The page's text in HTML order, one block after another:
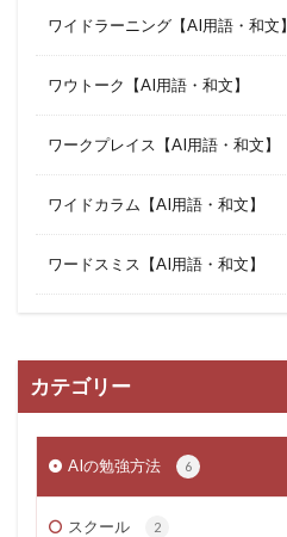
ワイドラーニング【AI用語・和文】
ワウトーク【AI用語・和文】
ワークプレイス【AI用語・和文】
ワイドカラム【AI用語・和文】
ワードスミス【AI用語・和文】
カテゴリー
AIの勉強方法 6
スクール 2